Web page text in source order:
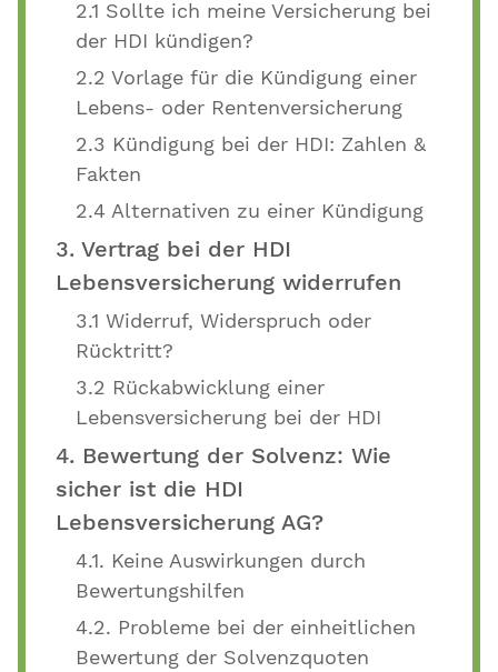
2.1 Sollte ich meine Versicherung bei
der HDI kündigen?
2.2 Vorlage für die Kündigung einer
Lebens- oder Rentenversicherung
2.3 Kündigung bei der HDI: Zahlen &
Fakten
2.4 Alternativen zu einer Kündigung
3. Vertrag bei der HDI
Lebensversicherung widerrufen
3.1 Widerruf, Widerspruch oder
Rücktritt?
3.2 Rückabwicklung einer
Lebensversicherung bei der HDI
4. Bewertung der Solvenz: Wie
sicher ist die HDI
Lebensversicherung AG?
4.1. Keine Auswirkungen durch
Bewertungshilfen
4.2. Probleme bei der einheitlichen
Bewertung der Solvenzquoten